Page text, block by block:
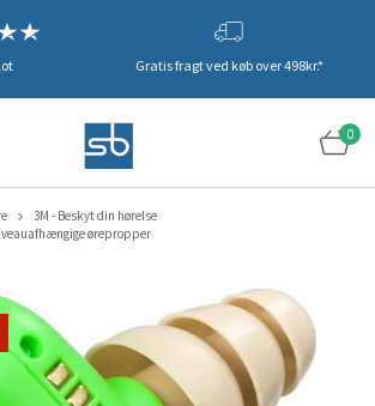
Gratis fragt ved køb over 498kr.*
0
3M - Beskyt din hørelse
ørepropper